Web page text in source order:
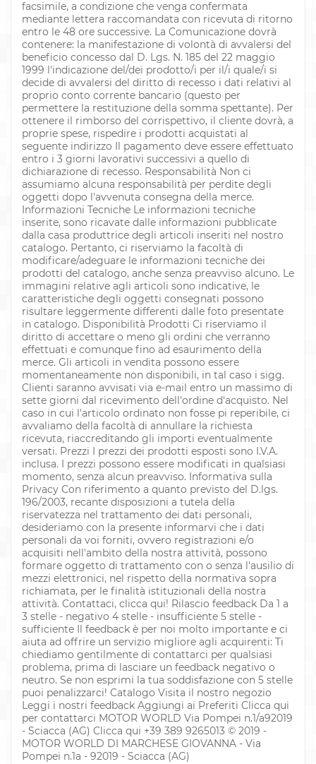
facsimile, a condizione che venga confermata
mediante lettera raccomandata con ricevuta di ritorno
entro le 48 ore successive. La Comunicazione dovrà
contenere: la manifestazione di volontà di avvalersi del
beneficio concesso dal D. Lgs. N. 185 del 22 maggio
1999 l'indicazione del/dei prodotto/i per il/i quale/i si
decide di avvalersi del diritto di recesso i dati relativi al
proprio conto corrente bancario (questo per
permettere la restituzione della somma spettante). Per
ottenere il rimborso del corrispettivo, il cliente dovrà, a
proprie spese, rispedire i prodotti acquistati al
seguente indirizzo Il pagamento deve essere effettuato
entro i 3 giorni lavorativi successivi a quello di
dichiarazione di recesso. Responsabilità Non ci
assumiamo alcuna responsabilità per perdite degli
oggetti dopo l'avvenuta consegna della merce.
Informazioni Tecniche Le informazioni tecniche
inserite, sono ricavate dalle informazioni pubblicate
dalla casa produttrice degli articoli inseriti nel nostro
catalogo. Pertanto, ci riserviamo la facoltà di
modificare/adeguare le informazioni tecniche dei
prodotti del catalogo, anche senza preavviso alcuno. Le
immagini relative agli articoli sono indicative, le
caratteristiche degli oggetti consegnati possono
risultare leggermente differenti dalle foto presentate
in catalogo. Disponibilità Prodotti Ci riserviamo il
diritto di accettare o meno gli ordini che verranno
effettuati e comunque fino ad esaurimento della
merce. Gli articoli in vendita possono essere
momentaneamente non disponibili, in tal caso i sigg.
Clienti saranno avvisati via e-mail entro un massimo di
sette giorni dal ricevimento dell'ordine d'acquisto. Nel
caso in cui l'articolo ordinato non fosse pi reperibile, ci
avvaliamo della facoltà di annullare la richiesta
ricevuta, riaccreditando gli importi eventualmente
versati. Prezzi I prezzi dei prodotti esposti sono I.V.A.
inclusa. I prezzi possono essere modificati in qualsiasi
momento, senza alcun preavviso. Informativa sulla
Privacy Con riferimento a quanto previsto del D.lgs.
196/2003, recante disposizioni a tutela della
riservatezza nel trattamento dei dati personali,
desideriamo con la presente informarvi che i dati
personali da voi forniti, ovvero registrazioni e/o
acquisiti nell'ambito della nostra attività, possono
formare oggetto di trattamento con o senza l'ausilio di
mezzi elettronici, nel rispetto della normativa sopra
richiamata, per le finalità istituzionali della nostra
attività. Contattaci, clicca qui! Rilascio feedback Da 1 a
3 stelle - negativo 4 stelle - insufficiente 5 stelle -
sufficiente Il feedback è per noi molto importante e ci
aiuta ad offrire un servizio migliore agli acquirenti: Ti
chiediamo gentilmente di contattarci per qualsiasi
problema, prima di lasciare un feedback negativo o
neutro. Se non esprimi la tua soddisfazione con 5 stelle
puoi penalizzarci! Catalogo Visita il nostro negozio
Leggi i nostri feedback Aggiungi ai Preferiti Clicca qui
per contattarci MOTOR WORLD Via Pompei n.1/a92019
- Sciacca (AG) Clicca qui +39 389 9265013 © 2019 -
MOTOR WORLD DI MARCHESE GIOVANNA - Via
Pompei n.1a - 92019 - Sciacca (AG)